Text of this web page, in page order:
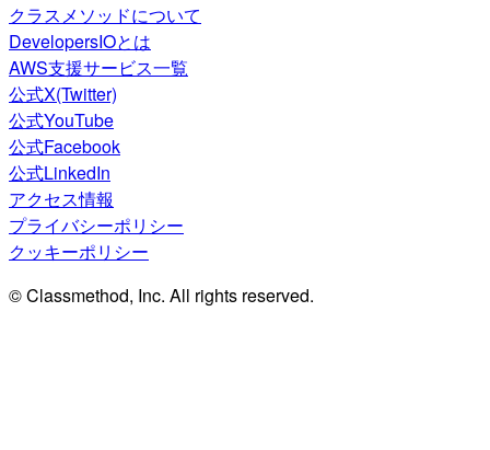
クラスメソッドについて
DevelopersIOとは
AWS支援サービス一覧
公式X(Twitter)
公式YouTube
公式Facebook
公式LinkedIn
アクセス情報
プライバシーポリシー
クッキーポリシー
© Classmethod, Inc. All rights reserved.